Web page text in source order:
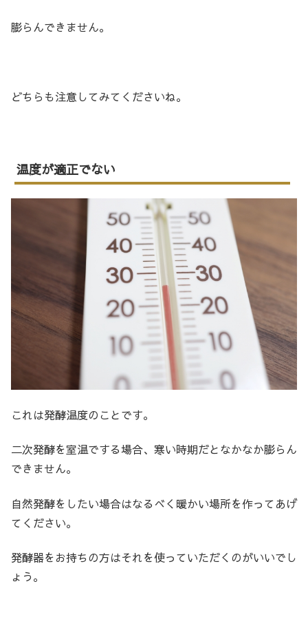
膨らんできません。
どちらも注意してみてくださいね。
温度が適正でない
これは発酵温度のことです。
二次発酵を室温でする場合、寒い時期だとなかなか膨らん
できません。
自然発酵をしたい場合はなるべく暖かい場所を作ってあげ
てください。
発酵器をお持ちの方はそれを使っていただくのがいいでし
ょう。